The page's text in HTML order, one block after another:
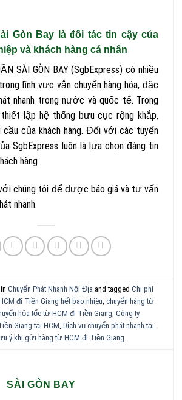
Gòn Bay là đối tác tin cậy của
và khách hàng cá nhân
SÀI GÒN BAY (SgbExpress) có nhiều
lĩnh vực vận chuyển hàng hóa, đặc
nhanh trong nước và quốc tế. Trong
lập hệ thống bưu cục rộng khắp,
cầu của khách hàng. Đối với các tuyến
SgbExpress luôn là lựa chọn đáng tin
hàng
với chúng tôi để được báo giá và tư vấn
nhanh.
inChuyển Phát Nhanh Nội Địa and taggedChi phí
đi Tiền Giang hết bao nhiêu,chuyển hàng từ
hỏa tốc từ HCM đi Tiền Giang,Công ty
Giang tại HCM,Dịch vụ chuyển phát nhanh tại
ý khi gửi hàng từ HCM đi Tiền Giang.
SÀI GÒN BAY